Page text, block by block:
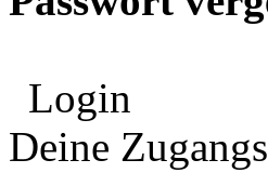
Login
Deine